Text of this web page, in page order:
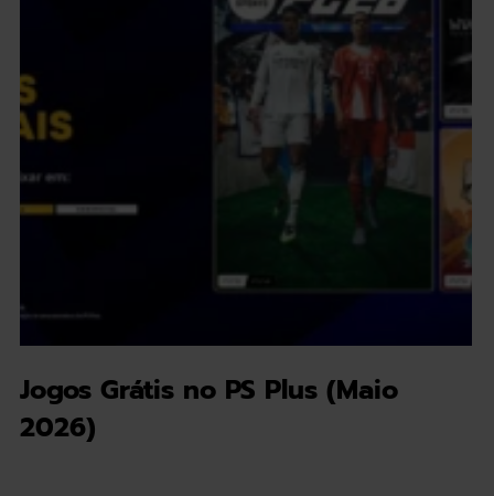
Jogos Grátis no PS Plus (Maio
2026)